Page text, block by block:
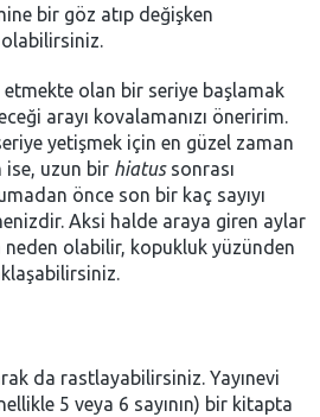
bir göz atıp değişken
etmekte olan bir seriye başlamak
arayı kovalamanızı öneririm.
yetişmek için en güzel zaman
ise, uzun bir hiatus sonrası
önce son bir kaç sayıyı
Aksi halde araya giren aylar
neden olabilir, kopukluk yüzünden
da rastlayabilirsiniz. Yayınevi
5 veya 6 sayının) bir kitapta